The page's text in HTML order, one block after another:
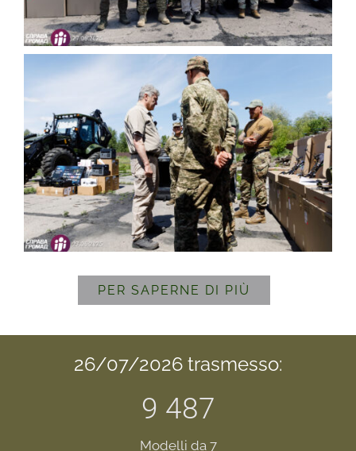
PER SAPERNE DI PIÙ
26/07/2026 trasmesso:
9 487
Modelli da 7